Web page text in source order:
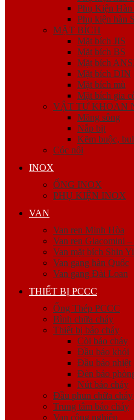
Phụ Kiện
Phụ kiện hàn
MẶT BÍCH
Mặt bích JIS
Mặt bích BS
Mặt bích
Mặt bích DIN
Mặt bích mù
Mặt bích gia
VẬT TƯ KHOAN
Măng sông
Nắp bịt
Kẽm buộc,
Cóc nối
INOX
ỐNG INOX
PHỤ KIỆN INOX
VAN
Van ren Minh Hòa
Van ren Giacomini
Van mặt bích Shin Yi
Van gang hàn Quốc
Van gang Đài Loan
THIẾT BỊ PCCC
Ống Thép PCCC
Bình chữa cháy
Thiết bị báo cháy
Còi báo cháy
Đầu báo khói
Đầu báo nhiệt
Đèn báo
Nút báo cháy
Đầu phun chữa cháy
Trung tâm báo cháy
Van công nghiệp